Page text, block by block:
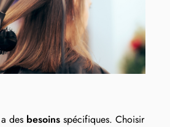
a des besoins spécifiques. Choisir